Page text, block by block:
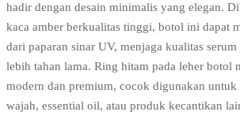
hadir dengan desain minimalis yang elegan.
kaca amber berkualitas tinggi, botol ini dapat
dari paparan sinar UV, menjaga kualitas
lebih tahan lama. Ring hitam pada leher botol
modern dan premium, cocok digunakan untuk
wajah, essential oil, atau produk kecantikan